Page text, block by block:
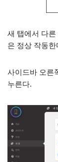
새 탭에서 다
은 정상 작동한
사이드바 오른
누른다.